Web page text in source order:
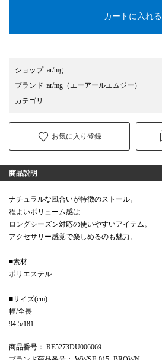
カートに入れる
ショップ:ar/mg
ブランド :ar/mg （エーアールエムジー）
カテゴリ :
お気に入り登録
商品説明
ナチュラルな風合いが特徴のストール。
程よいボリューム感は
ロングシーズン対応の使いやすいアイテム。
アクセサリー感覚で楽しめるのも魅力。
■素材
ポリエステル
■サイズ(cm)
幅/全長
94.5/181
商品番号 ： RE5273DU006069